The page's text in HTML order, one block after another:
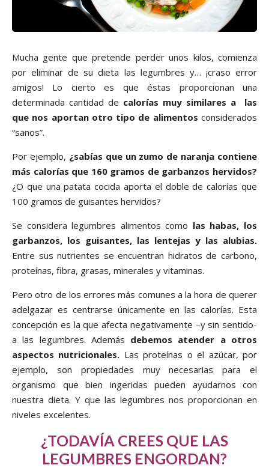
Mucha gente que pretende perder unos kilos, comienza
por eliminar de su dieta las legumbres y… ¡craso error
amigos! Lo cierto es que éstas proporcionan una
determinada cantidad de calorías muy similares a las
que nos aportan otro tipo de alimentos considerados
“sanos”.
Por ejemplo, ¿sabías que un zumo de naranja contiene
más calorías que 160 gramos de garbanzos hervidos?
¿O que una patata cocida aporta el doble de calorías que
100 gramos de guisantes hervidos?
Se considera legumbres alimentos como las habas, los
garbanzos, los guisantes, las lentejas y las alubias.
Entre sus nutrientes se encuentran hidratos de carbono,
proteínas, fibra, grasas, minerales y vitaminas.
Pero otro de los errores más comunes a la hora de querer
adelgazar es centrarse únicamente en las calorías. Esta
concepción es la que afecta negativamente –y sin sentido-
a las legumbres. Además debemos atender a otros
aspectos nutricionales. Las proteínas o el azúcar, por
ejemplo, son propiedades muy necesarias para el
organismo que bien ingeridas pueden ayudarnos con
nuestra dieta. Y que las legumbres nos proporcionan en
niveles excelentes.
¿TODAVÍA CREES QUE LAS
LEGUMBRES ENGORDAN?